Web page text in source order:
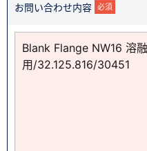
お問い合わせ内容 必須